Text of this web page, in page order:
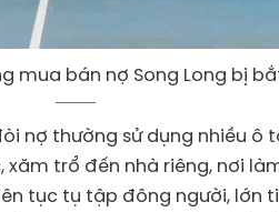
mua bán nợ Song Long bị
nợ thường sử dụng nhiều ô
trổ đến nhà riêng, nơi
tục tụ tập đông người, lớn